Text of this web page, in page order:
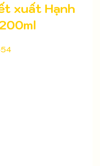
xuất Hạnh